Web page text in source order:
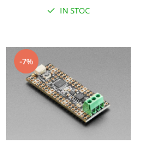
Convertor USB la serial
Datalogger
LCD
IN STOC
-7%